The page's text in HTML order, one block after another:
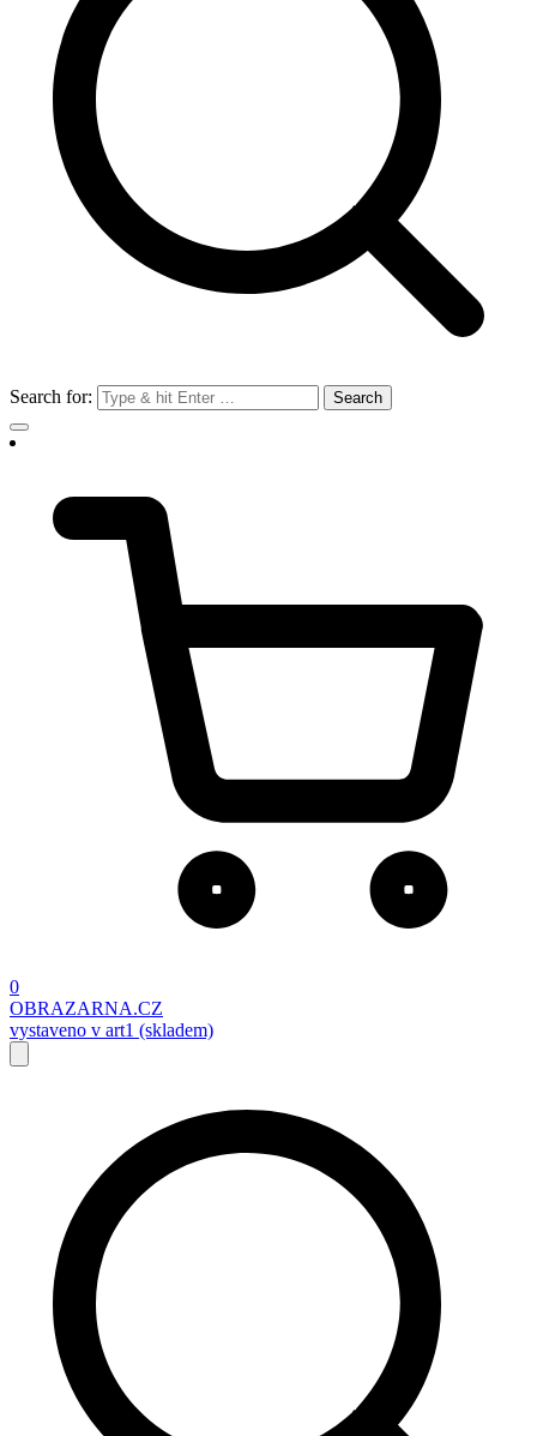
Search for:
0
OBRAZARNA.CZ
vystaveno v art1 (skladem)